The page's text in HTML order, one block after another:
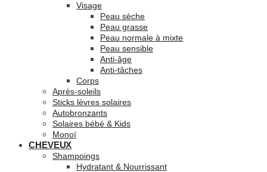
Visage
Peau sèche
Peau grasse
Peau normale à mixte
Peau sensible
Anti-âge
Anti-tâches
Corps
Après-soleils
Sticks lèvres solaires
Autobronzants
Solaires bébé & Kids
Monoï
CHEVEUX
Shampoings
Hydratant & Nourrissant